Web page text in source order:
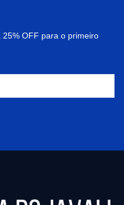
OFF para o primeiro